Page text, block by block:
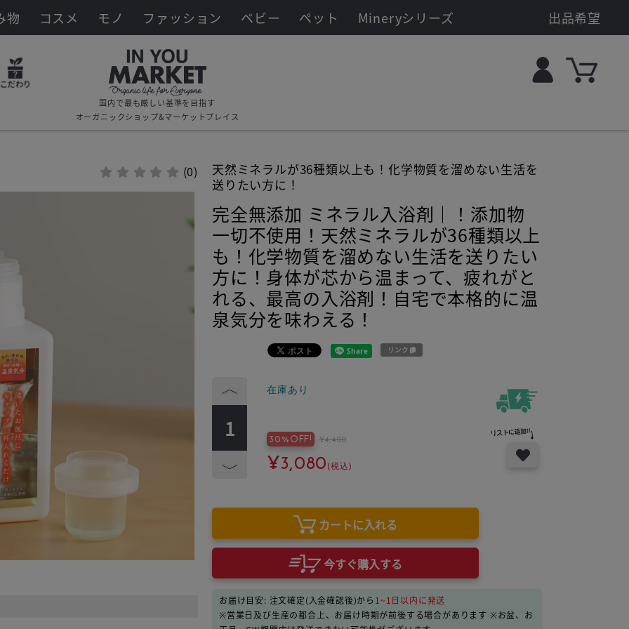
物 コスメ モノ ファッション ベビー ペット Mineryシリーズ 出品希望
国内で最も厳しい基準を目指す
オーガニックショップ&マーケットプレイス
(0)
天然ミネラルが36種類以上も！化学物質を溜めない生活を
送りたい方に！
完全無添加 ミネラル入浴剤｜！添加物
一切不使用！天然ミネラルが36種類以上
も！化学物質を溜めない生活を送りたい
方に！身体が芯から温まって、疲れがと
れる、最高の入浴剤！自宅で本格的に温
泉気分を味わえる！
リンク
在庫あり
30%OFF! ¥4,400
¥3,080(税込)
カートに入れる
今すぐ購入する
お届け目安: 注文確定(入金確認後)から 1~1日以内に発送
※営業日及び生産の都合上、お届け時期が前後する場合があります ※お盆、お